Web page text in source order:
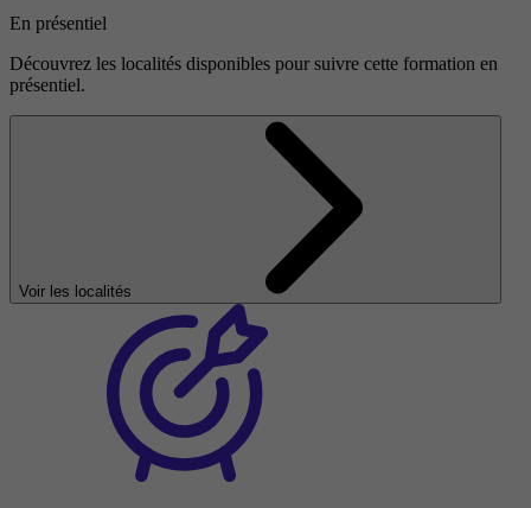
En présentiel
Découvrez les localités disponibles pour suivre cette formation en
présentiel.
Voir les localités